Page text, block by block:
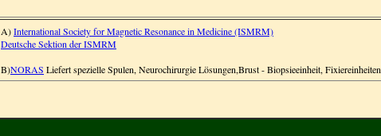
A)International Society for Magnetic Resonance in Medicine (ISMRM)
Deutsche Sektion der ISMRM
B)NORAS Liefert spezielle Spulen, Neurochirurgie Lösungen,Brust - Biopsieeinheit, Fixiereinheiten